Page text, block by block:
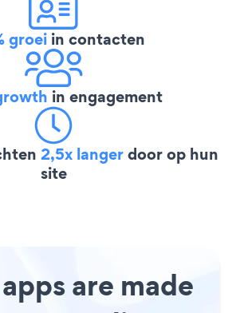
groei in contacten
in engagement
2,5x langerdoor op hun
site
are made